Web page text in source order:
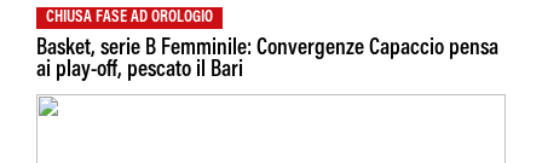
CHIUSA FASE AD OROLOGIO
Basket, serie B Femminile: Convergenze Capaccio pensa
ai play-off, pescato il Bari